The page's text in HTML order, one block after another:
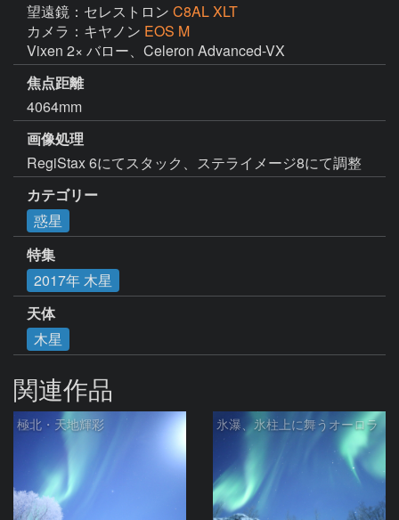
望遠鏡：セレストロン C8AL XLT
カメラ：キヤノン EOS M
Vixen 2× バロー、Celeron Advanced-VX
焦点距離
4064mm
画像処理
RegiStax 6にてスタック、ステライメージ8にて調整
カテゴリー
惑星
特集
2017年 木星
天体
木星
関連作品
極北・天地輝彩 氷瀑、氷柱上に舞うオーロラ